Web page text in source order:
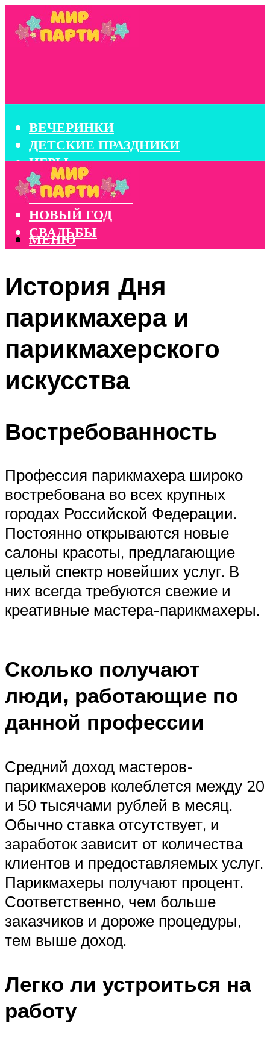
ВЕЧЕРИНКИ
ДЕТСКИЕ ПРАЗДНИКИ
ИГРЫ
КОНКУРСЫ
КОРПОРАТИВЫ
НОВЫЙ ГОД
СВАДЬБЫ
МЕНЮ
История Дня
парикмахера и
парикмахерского
искусства
Востребованность
Профессия парикмахера широко
востребована во всех крупных
городах Российской Федерации.
Постоянно открываются новые
салоны красоты, предлагающие
целый спектр новейших услуг. В
них всегда требуются свежие и
креативные мастера-парикмахеры.
Сколько получают
люди, работающие по
данной профессии
Средний доход мастеров-
парикмахеров колеблется между 20
и 50 тысячами рублей в месяц.
Обычно ставка отсутствует, и
заработок зависит от количества
клиентов и предоставляемых услуг.
Парикмахеры получают процент.
Соответственно, чем больше
заказчиков и дороже процедуры,
тем выше доход.
Легко ли устроиться на
работу